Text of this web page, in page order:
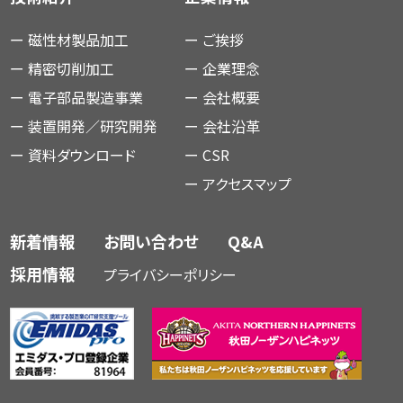
ー磁性材製品加工
ー精密切削加工
ー 電子部品製造事業
ー装置開発／研究開発
ー 資料ダウンロード
ー ご挨拶
ー企業理念
ー 会社概要
ー 会社沿革
ーCSR
ー アクセスマップ
新着情報 お問い合わせ
Q&A
採用情報
プライバシーポリシー